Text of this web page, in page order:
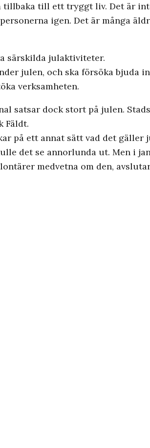
tillbaka till ett tryggt liv. Det är
igen. Det är många
särskilda julaktiviteter.
julen, och ska försöka bjuda
verksamheten.
satsar dock stort på julen.
Fäldt.
på ett annat sätt vad det gäller
det se annorlunda ut. Men i
medvetna om den,